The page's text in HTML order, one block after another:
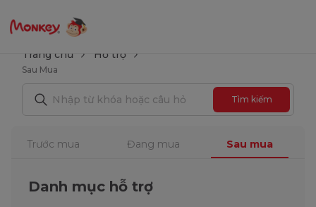
Trang chủ Hỗ trợ
Sau Mua
Tìm kiếm
Trước mua Đang mua Sau mua
Danh mục hỗ trợ